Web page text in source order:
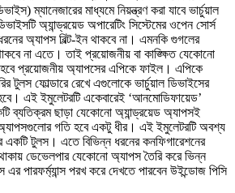
ম্যানেজারের মাধ্যমে নিয়ন্ত্রণ করা যাবে ভার্চুয়াল
অ্যান্ড্রয়েড অপারেটিং সিস্টেমের ওপেন সোর্স
অ্যাপস বিল্ট-ইন থাকবে না। এমনকি গুগলের
না এতে। তাই প্রয়োজনীয় বা কাঙ্ক্ষিত যেকোনো
প্রয়োজনীয় অ্যাপসের এপিকে ফাইল। এপিকে
টুলস ফোল্ডারে রেখে এগুলোকে ভার্চুয়াল ডিভাইসের
এই ইমুলেটরটি একেবারেই ‘আনমোডিফায়েড’
ব্যতিক্রম ছাড়া যেকোনো অ্যান্ড্রয়েড অ্যাপসই
গতি হবে একটু ধীর। এই ইমুলেটরটি অবশ্য
টুলস। এতে বিভিন্ন ধরনের কনফিগারেশনের
থাকায় ডেভেলপার যেকোনো অ্যাপস তৈরি করে ভিন্ন
এর পারফর্ম্যান্স পরখ করে দেখতে পারবেন উইন্ডোজ পিসি